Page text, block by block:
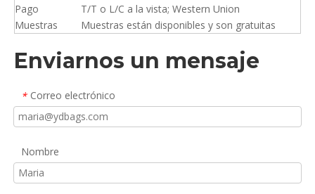
Pago
T/T o L/C a la vista; Western Union
Muestras
Muestras están disponibles y son gratuitas
Enviarnos un mensaje
* Correo electrónico
Nombre